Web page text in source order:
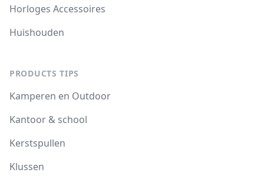
Horloges Accessoires
Huishouden
PRODUCTS TIPS
Kamperen en Outdoor
Kantoor & school
Kerstspullen
Klussen